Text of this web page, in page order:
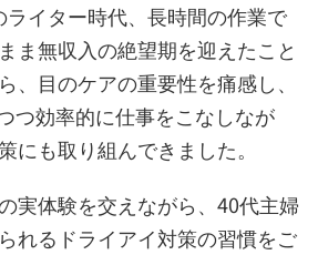
イター時代、長時間の作業で
ま無収入の絶望期を迎えたこと
、目のケアの重要性を痛感し、
つ効率的に仕事をこなしなが
にも取り組んできました。
実体験を交えながら、40代主婦
れるドライアイ対策の習慣をご